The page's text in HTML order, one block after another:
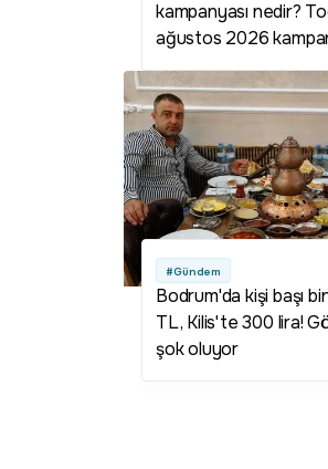
kampanyası nedir?
ağustos 2026
kampanyası var mı?
ağustos kampanyası
Togg 800 bin TL
nedir? Togg 800 bin
kampanyası şartları
#Gündem
Bodrum'da kişi başı
TL, Kilis'te 300 lira!
şok oluyor